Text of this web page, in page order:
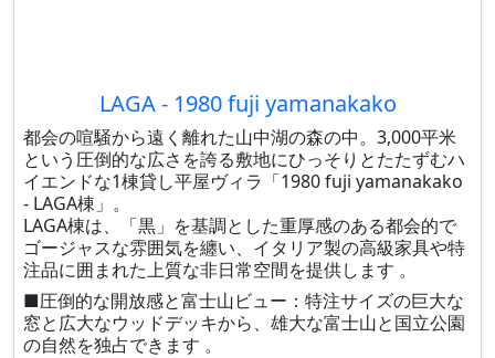
LAGA - 1980 fuji yamanakako
都会の喧騒から遠く離れた山中湖の森の中。3,000平米
という圧倒的な広さを誇る敷地にひっそりとたたずむハ
イエンドな1棟貸し平屋ヴィラ「1980 fuji yamanakako
- LAGA棟」。
LAGA棟は、「黒」を基調とした重厚感のある都会的で
ゴージャスな雰囲気を纏い、イタリア製の高級家具や特
注品に囲まれた上質な非日常空間を提供します 。
■圧倒的な開放感と富士山ビュー：特注サイズの巨大な
窓と広大なウッドデッキから、雄大な富士山と国立公園
の自然を独占できます 。